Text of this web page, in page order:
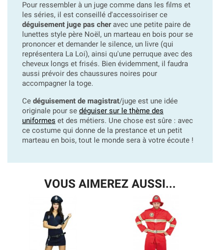
Pour ressembler à un juge comme dans les films et
les séries, il est conseillé d'accessoiriser ce
déguisement juge pas cheravec une petite paire de
lunettes style père Noël, un marteau en bois pour se
prononcer et demander le silence, un livre (qui
représentera La Loi), ainsi qu'une perruque avec des
cheveux longs et frisés. Bien évidemment, il faudra
aussi prévoir des chaussures noires pour
accompagner la toge.
Ce déguisement de magistrat/juge est une idée
originale pour se déguiser sur le thème des
uniformes et des métiers. Une chose est sûre : avec
ce costume qui donne de la prestance et un petit
marteau en bois, tout le monde sera à votre écoute !
VOUS AIMEREZ AUSSI...